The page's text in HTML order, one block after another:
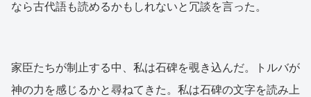
なら古代語も読めるかもしれないと冗談を言った。
家臣たちが制止する中、私は石碑を覗き込んだ。トルバが
神の力を感じるかと尋ねてきた。私は石碑の文字を読み上